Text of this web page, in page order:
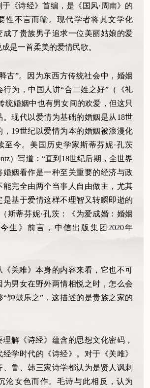
于《诗经》首编，是《国风·周南》的
性不言而喻。现代学者将其文学化
成了贵族男子追求一位美丽姑娘的爱
是一首柔美的爱情民歌。
古”。因为东西方传统社会中，婚姻
行为，中国人讲“合二姓之好”（《礼
统婚姻中也有男女间的欢爱，但这只
。现代以爱情为基础的婚姻是从18世
，19世纪以爱情为本的婚姻被浪漫化
至今。美国历史学家斯蒂芬妮·孔茨
）写道：“直到18世纪后期，全世界
婚姻看作是一种至关重要的经济与政
能完全由两个当事人自由做主，尤其
是基于爱情这样不理智又转瞬即逝的
斯蒂芬妮·孔茨：《为爱成婚：婚姻
生》前言，中信出版集团2020年
《关雎》本身的内容来看，它也不可
为男女在野外两情相悦之时，怎么会
“钟鼓乐之”，这描述的是贵族之家的
理解《诗经》蕴含的思想文化密码，
学时代的《诗经》。对于《关雎》
、鲁、韩三家诗学都认为是贤人讽刺
沦女色而作。毛诗与此相反，认为